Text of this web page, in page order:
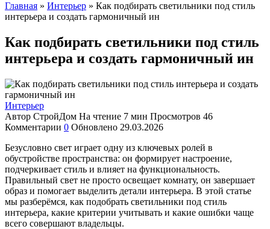
Главная » Интерьер » Как подбирать светильники под стиль
интерьера и создать гармоничный ин
Как подбирать светильники под стиль
интерьера и создать гармоничный ин
Интерьер
Автор СтройДом На чтение 7 мин Просмотров 46
Комментарии 0 Обновлено 29.03.2026
Безусловно свет играет одну из ключевых ролей в
обустройстве пространства: он формирует настроение,
подчеркивает стиль и влияет на функциональность.
Правильный свет не просто освещает комнату, он завершает
образ и помогает выделить детали интерьера. В этой статье
мы разберёмся, как подобрать светильники под стиль
интерьера, какие критерии учитывать и какие ошибки чаще
всего совершают владельцы.